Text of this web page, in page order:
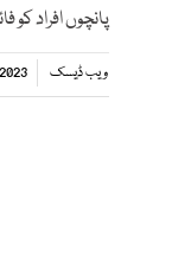
پانچوں افراد
ویب ڈیسک